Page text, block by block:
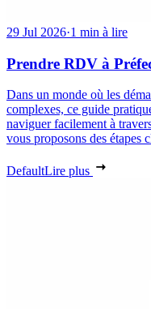
29 Jul 2026·1 min à lire
Prendre RDV à
Dans un monde où les
complexes, ce guide
naviguer facilement à
vous proposons des étapes
DefaultLire plus